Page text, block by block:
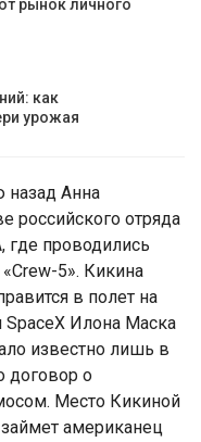
рынок личного
как
урожая
назад Анна
российского отряда
где проводились
5». Кикина
в полет на
SpaceX Илона Маска
известно лишь в
договор о
Место Кикиной
американец